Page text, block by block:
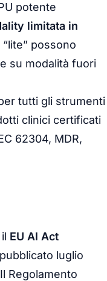
potente
limitata in
possono
su modalità fuori
tutti gli strumenti
clinici certificati
62304, MDR,
EU AI Act
luglio
Regolamento